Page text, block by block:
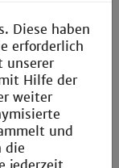
Diese haben
erforderlich
unserer
Hilfe der
weiter
und
die